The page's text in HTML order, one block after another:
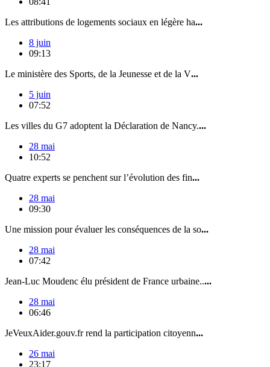
Les attributions de logements sociaux en légère ha...
8 juin
09:13
Le ministère des Sports, de la Jeunesse et de la V...
5 juin
07:52
Les villes du G7 adoptent la Déclaration de Nancy....
28 mai
10:52
Quatre experts se penchent sur l’évolution des fin...
28 mai
09:30
Une mission pour évaluer les conséquences de la so...
28 mai
07:42
Jean-Luc Moudenc élu président de France urbaine.....
28 mai
06:46
JeVeuxAider.gouv.fr rend la participation citoyenn...
26 mai
23:17